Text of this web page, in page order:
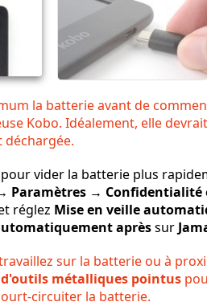
la batterie avant de
Kobo. Idéalement, elle
vider la batterie plus
Paramètres → Confidentialité
réglez Mise en veille
aprèssur
sur la batterie ou à
métalliques pointus
circuiter la batterie.